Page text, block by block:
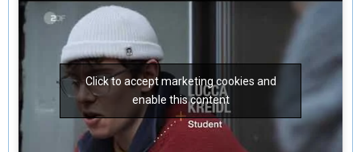
Click to accept marketing cookies and
enable this content